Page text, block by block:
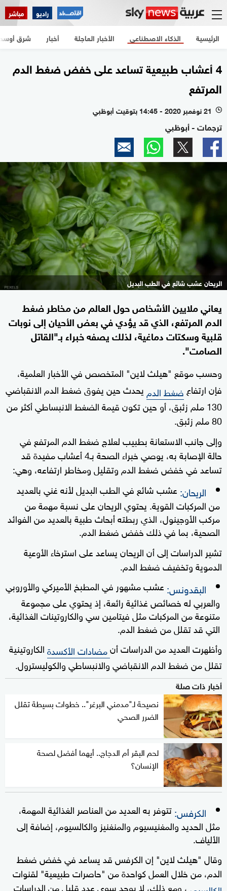
راديو مباشر
الرئيسية الأخبار العاجلة أخبار شرق الذكاء الاصطناعي
4 أعشاب طبيعية تساعد على خفض ضغط الدم
المرتفع
l 21 نوفمبر 2020 - 14:45 بتوقيت أبوظبي
ترجمات - أبوظبي
الريحان عشب شائع في الطب البديل
يعاني ملايين الأشخاص حول العالم من مخاطر ضغط
الدم المرتفع، الذي قد يؤدي في بعض الأحيان إلى نوبات
قلبية وسكتات دماغية، لذلك يصفه خبراء بـ"القاتل
الصامت".
وحسب موقع "هيلث لاين" المتخصص في الأخبار العلمية،
فإن ارتفاع ضغط الدم يحدث حين يفوق ضغط الدم الانقباضي
130 ملم زئبق، أو حين تكون قيمة الضغط الانبساطي أكثر من
80 ملم زئبق.
وإلى جانب الاستعانة بطبيب لعلاج ضغط الدم المرتفع في
حالة الإصابة به، يوصي خبراء الصحة بـ4 أعشاب مفيدة قد
تساعد في خفض ضغط الدم وتقليل ومخاطر ارتفاعه، وهي:
الريحان: عشب شائع في الطب البديل لأنه غني بالعديد
من المركبات القوية. يحتوي الريحان على نسبة مهمة من
مركب الأوجينول، الذي ربطته أبحاث طبية بالعديد من الفوائد
الصحية، بما في ذلك خفض ضغط الدم.
تشير الدراسات إلى أن الريحان يساعد على استرخاء الأوعية
الدموية وتخفيف ضغط الدم.
البقدونس: عشب مشهور في المطبخ الأميركي والأوروبي
والعربي له خصائص غذائية رائعة، إذ يحتوي على مجموعة
متنوعة من المركبات مثل فيتامين سي والكاروتينات الغذائية،
التي قد تقلل من ضغط الدم.
وأظهرت العديد من الدراسات أنمضادات الأكسدةالكاروتينية
تقلل من ضغط الدم الانقباضي والانبساطي والكوليسترول.
أخبار ذات صلة
نصيحة لـ"مدمني البرغر".. خطوات بسيطة تقلل
الضرر الصحي
لحم البقر أم الدجاج.. أيهما أفضل لصحة
الإنسان؟
الكرفس:تتوفر به العديد من العناصر الغذائية المهمة،
مثل الحديد والمغنيسيوم والمنغنيز والكالسيوم، إضافة إلى
الألياف.
وقال "هيلث لاين" إن الكرفس قد يساعد في خفض ضغط
الدم، من خلال العمل كواحدة من "حاصرات طبيعية" لقنوات
، ومع ذلك، لا يوجد سوى عدد قليل من الدراسات